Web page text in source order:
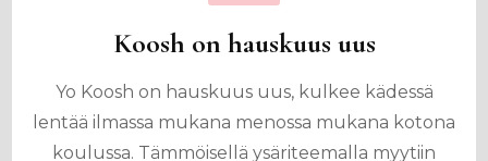
Koosh on hauskuus uus
Yo Koosh on hauskuus uus, kulkee kädessä
lentää ilmassa mukana menossa mukana kotona
koulussa. Tämmöisellä ysäriteemalla myytiin